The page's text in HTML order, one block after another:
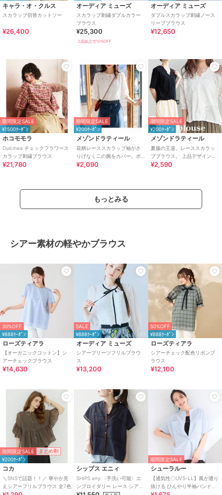
キャラ・オ・クルス
スカラップ切替カットソー
¥26,400
オーディア ミューズ
スカラップ刺繍ダブルカラー
ブラウス
¥25,300
2点以上で10%OFF
オーディア ミューズ
ダブルスカラップ刺繍ノース
リーブブラウス
¥12,650
期間限定SALE
¥1500ｸｰﾎﾟﾝ
ホコモモラ
Dulcinea チェックフラワース
カラップ刺繍ブラウス
¥21,780
期間限定SALE
¥200ｸｰﾎﾟﾝ
メゾンドラティール
花柄レーススカラップ袖がさ
りげなく二の腕をカバー。ボ
リューム袖の夏半端丈ブラウ
¥2,090
期間限定SALE
¥200ｸｰﾎﾟﾝ
メゾンドラティール
夏服の王道、レーススカラッ
プブラウス。 上品デザインな
夏トップスでフェミニンコー
¥2,590
もっとみる
シアー素材の軽やかブラウス
30%OFF
¥888ｸｰﾎﾟﾝ
ローズティアラ
【オーガニックコットン】シ
アーチェックブラウス
¥14,630
SALE
¥888ｸｰﾎﾟﾝ
オーディア ミューズ
シアープリーツフリルブラウ
ス
¥13,200
50%OFF
¥888ｸｰﾎﾟﾝ
ローズティアラ
シアーチェック配色リボンブ
ラウス
¥12,100
期間限定SALE まとめ割
¥200ｸｰﾎﾟﾝ
コカ
＼SNSで話題！！／ 華やか見
えシアーフリルブラウス 全7色
シップス エニィ
SHIPS any:〈手洗い可能〉エ
ンブロイダリー レース シアー
フレンチスリーブ シャツ
期間限定SALE
シューラルー
【通気性〇UVS-LL】風が通り
抜ける ひんやり半袖バンドカ
ラーシアーシャツ